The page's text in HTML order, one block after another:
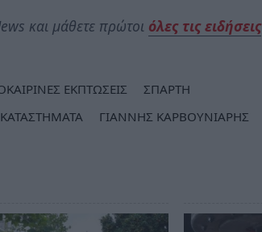
και μάθετε πρώτοι όλες τις ειδήσεις
ΕΚΠΤΩΣΕΙΣ
ΣΠΑΡΤΗ
ΓΙΑΝΝΗΣ ΚΑΡΒΟΥΝΙΑΡΗΣ